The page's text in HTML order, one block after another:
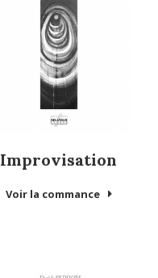
Improvisation
Voir la commance